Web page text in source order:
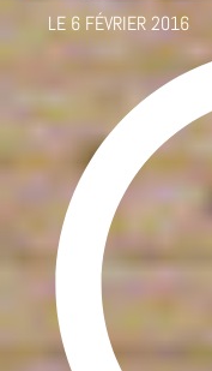
LE 6 FÉVRIER 2016